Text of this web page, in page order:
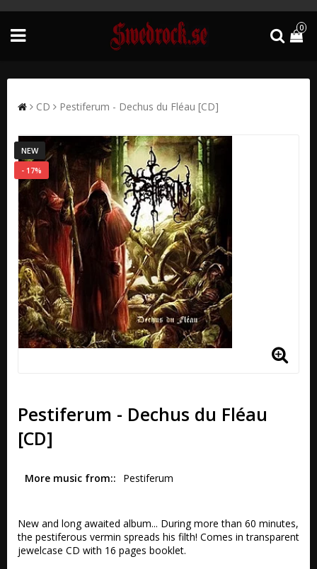
0
CD Pestiferum - Dechus du Fléau [CD]
NEW
- 17%
Pestiferum - Dechus du Fléau
[CD]
More music from: Pestiferum
New and long awaited album... During more than 60 minutes,
the pestiferous vermin spreads his filth! Comes in transparent
jewelcase CD with 16 pages booklet.